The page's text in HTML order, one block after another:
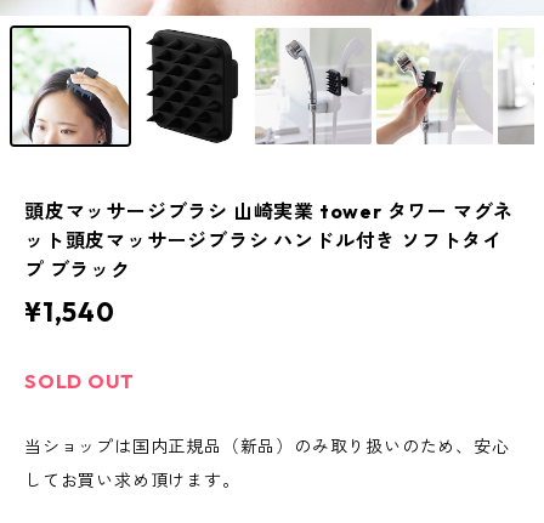
頭皮マッサージブラシ 山崎実業 tower タワー マグネ
ット頭皮マッサージブラシ ハンドル付き ソフトタイ
プ ブラック
¥1,540
SOLD OUT
当ショップは国内正規品（新品）のみ取り扱いのため、安心
してお買い求め頂けます。